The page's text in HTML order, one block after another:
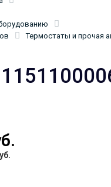
Термостаты и прочая